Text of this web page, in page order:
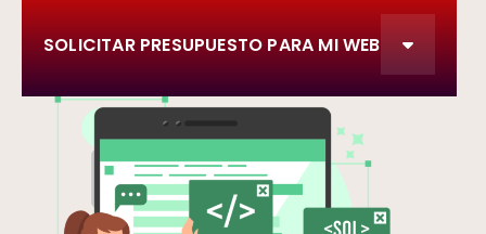
SOLICITAR PRESUPUESTO PARA MI WEB